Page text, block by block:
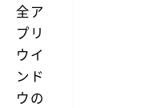
全ア
プリ
ウイ
ンド
ウの